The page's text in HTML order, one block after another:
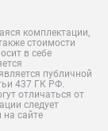
комплектации,
стоимости
в себе
публичной
437 ГК РФ.
отличаться от
следует
сайте